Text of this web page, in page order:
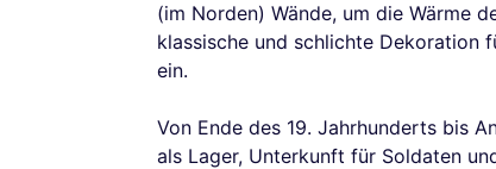
(im Norden) Wände, um die Wärme
klassische und schlichte Dekoration
ein.
Von Ende des 19. Jahrhunderts bis
als Lager, Unterkunft für Soldaten